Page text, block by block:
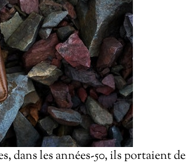
dans les années-50, ils portaient de